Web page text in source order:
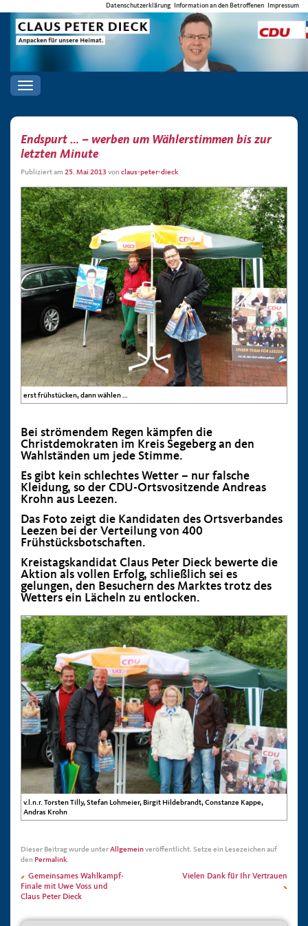
Datenschutzerklärung Information an den Betroffenen Impressum
Toggle
navigation
Endspurt … – werben um Wählerstimmen bis zur
letzten Minute
Publiziert am 25. Mai 2013 vonclaus-peter-dieck
erst frühstücken, dann wählen …
Bei strömendem Regen kämpfen die
Christdemokraten im Kreis Segeberg an den
Wahlständen um jede Stimme.
Es gibt kein schlechtes Wetter – nur falsche
Kleidung, so der CDU-Ortsvositzende Andreas
Krohn aus Leezen.
Das Foto zeigt die Kandidaten des Ortsverbandes
Leezen bei der Verteilung von 400
Frühstücksbotschaften.
Kreistagskandidat Claus Peter Dieck bewerte die
Aktion als vollen Erfolg, schließlich sei es
gelungen, den Besuchern des Marktes trotz des
Wetters ein Lächeln zu entlocken.
v.l.n.r. Torsten Tilly, Stefan Lohmeier, Birgit Hildebrandt, Constanze Kappe,
Andras Krohn
Dieser Beitrag wurde unterAllgemeinveröffentlicht. Setze ein Lesezeichen auf
den Permalink.
Gemeinsames Wahlkampf-
Finale mit Uwe Voss und
Claus Peter Dieck
Vielen Dank für Ihr Vertrauen